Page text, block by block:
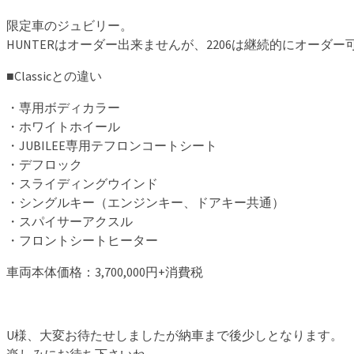
限定車のジュビリー。
HUNTERはオーダー出来ませんが、2206は継続的にオーダー
■Classicとの違い
・専用ボディカラー
・ホワイトホイール
・JUBILEE専用テフロンコートシート
・デフロック
・スライディングウインド
・シングルキー（エンジンキー、ドアキー共通）
・スパイサーアクスル
・フロントシートヒーター
車両本体価格：3,700,000円+消費税
U様、大変お待たせしましたが納車まで後少しとなります。